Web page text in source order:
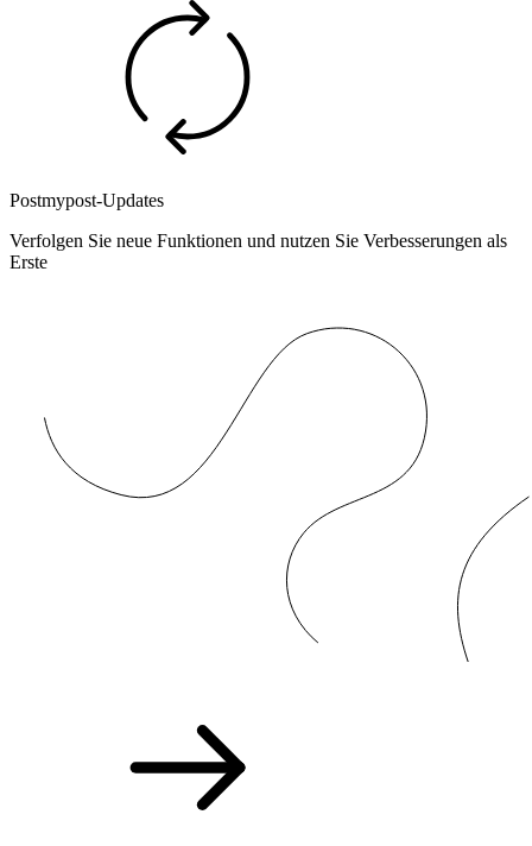
Postmypost-Updates
Verfolgen Sie neue Funktionen und nutzen Sie Verbesserungen als
Erste